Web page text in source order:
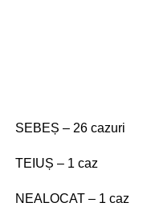
SEBEȘ – 26 cazuri
TEIUȘ – 1 caz
NEALOCAT – 1 caz